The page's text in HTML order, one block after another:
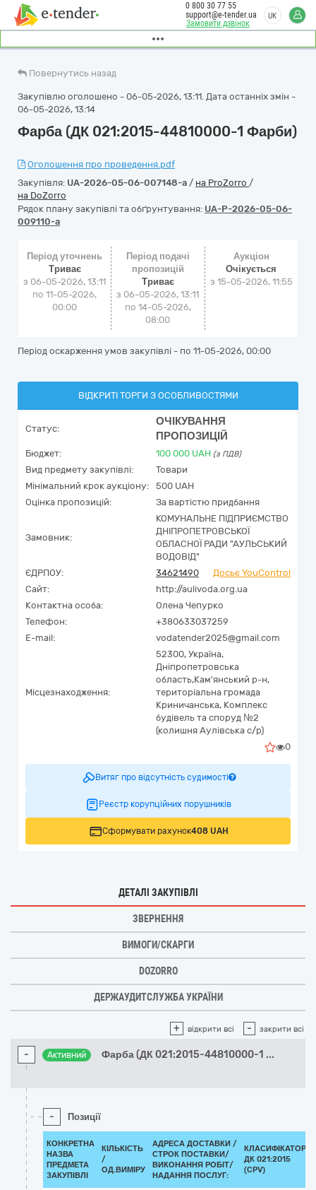
Замовити дзвінок
0 800 30 77 55
support@e-tender.ua
UK
Повернутись назад
Закупівлю оголошено - 06-05-2026, 13:11. Дата останніх змін -
06-05-2026, 13:14
Фарба (ДК 021:2015-44810000-1 Фарби)
Оголошення про проведення.pdf
Закупівля: UA-2026-05-06-007148-a / на ProZorro /
на DoZorro
Рядок плану закупівлі та обґрунтування: UA-P-2026-05-06-
009110-a
Період уточнень
Триває
з 06-05-2026, 13:11
по 11-05-2026,
00:00
Період подачі
пропозицій
Триває
з 06-05-2026, 13:11
по 14-05-2026,
08:00
Аукціон
Очікується
з 15-05-2026, 11:55
Період оскарження умов закупівлі - по 11-05-2026, 00:00
ВІДКРИТІ ТОРГИ З ОСОБЛИВОСТЯМИ
Статус:
ОЧІКУВАННЯ
ПРОПОЗИЦІЙ
Бюджет: 100 000 UAH (з ПДВ)
Вид предмету закупівлі:
Товари
Мінімальний крок аукціону:
500 UAH
Оцінка пропозицій:
За вартістю придбання
Замовник:
КОМУНАЛЬНЕ ПІДПРИЄМСТВО
ДНІПРОПЕТРОВСЬКОЇ
ОБЛАСНОЇ РАДИ "АУЛЬСЬКИЙ
ВОДОВІД"
ЄДРПОУ:
34621490
Досьє YouControl
Сайт:
http://aulivoda.org.ua
Контактна особа:
Олена Чепурко
Телефон:
+380633037259
E-mail:
vodatender2025@gmail.com
Місцезнаходження:
52300, Україна,
Дніпропетровська
область,Кам'янський р-н,
територіальна громада
Криничанська, Комплекс
будівель та споруд №2
(колишня Аулівська с/р)
0
Витяг про відсутність судимості
Реєстр корупційних порушників
Сформувати рахунок408 UAH
ДЕТАЛІ ЗАКУПІВЛІ
ЗВЕРНЕННЯ
ВИМОГИ/СКАРГИ
DOZORRO
ДЕРЖАУДИТСЛУЖБА УКРАЇНИ
+ відкрити всі - закрити всі
- Активний Фарба (ДК 021:2015-44810000-1 ...
- Позиції
КОНКРЕТНА
НАЗВА
ПРЕДМЕТА
ЗАКУПІВЛІ
КІЛЬКІСТЬ
/
ОД.ВИМІРУ
АДРЕСА ДОСТАВКИ /
СТРОК ПОСТАВКИ/
ВИКОНАННЯ РОБІТ/
НАДАННЯ ПОСЛУГ:
КЛАСИФІКАТОР
ДК 021:2015
(CPV)